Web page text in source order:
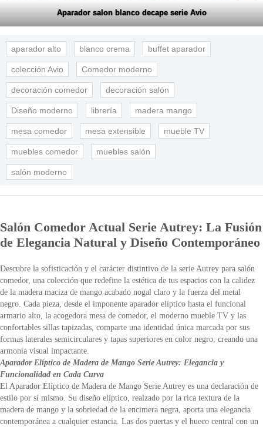
Aparador salon blanco decape serie Avio
aparador alto blanco crema buffet aparador
colección Avio Comedor moderno
decoración comedor decoración salón
Diseño moderno librería madera mango
mesa comedor mesa extensible mueble TV
muebles comedor muebles salón
salón moderno
Salón Comedor Actual Serie Autrey: La Fusión
de Elegancia Natural y Diseño Contemporáneo
Descubre la sofisticación y el carácter distintivo de la serie Autrey para salón
comedor, una colección que redefine la estética de tus espacios con la calidez
de la madera maciza de mango acabado nogal claro y la fuerza del metal
negro. Cada pieza, desde el imponente aparador elíptico hasta el funcional
armario alto, la acogedora mesa de comedor, el moderno mueble TV y las
confortables sillas tapizadas, comparte una identidad única marcada por sus
formas laterales semicirculares y tapas superiores en color negro, creando una
armonía visual impactante.
Aparador Elíptico de Madera de Mango Serie Autrey: Elegancia y
Funcionalidad en Cada Curva
El Aparador Elíptico de Madera de Mango Serie Autrey es una declaración de
estilo por sí mismo. Su diseño elíptico, realzado por la rica textura de la
madera de mango y la sobriedad de la encimera negra, aporta una elegancia
contemporánea a cualquier estancia. Las dos puertas y el hueco central con un